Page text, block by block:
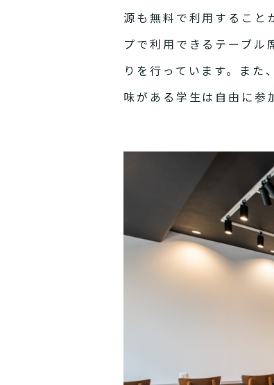
源も無料で利用すること
プで利用できるテーブ
りを行っています。ま
味がある学生は自由に参